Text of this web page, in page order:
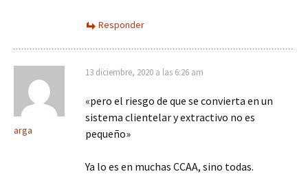
Responder
arga
13 diciembre, 2020 a las 6:26 am
«pero el riesgo de que se convierta en un
sistema clientelar y extractivo no es
pequeño»
Ya lo es en muchas CCAA, sino todas.